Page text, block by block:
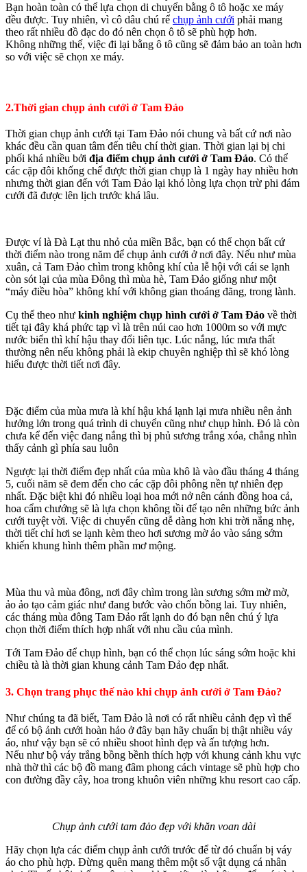
Bạn hoàn toàn có thể lựa chọn di chuyển bằng ô tô hoặc xe máy
đều được. Tuy nhiên, vì cô dâu chú rể chụp ảnh cưới phải mang
theo rất nhiều đồ đạc do đó nên chọn ô tô sẽ phù hợp hơn.
Không những thế, việc đi lại bằng ô tô cũng sẽ đảm bảo an toàn hơn
so với việc sẽ chọn xe máy.
2.Thời gian chụp ảnh cưới ở Tam Đảo
Thời gian chụp ảnh cưới tại Tam Đảo nói chung và bất cứ nơi nào
khác đều cần quan tâm đến tiêu chí thời gian. Thời gian lại bị chi
phối khá nhiều bởi địa điểm chụp ảnh cưới ở Tam Đảo. Có thể
các cặp đôi khống chế được thời gian chụp là 1 ngày hay nhiều hơn
nhưng thời gian đến với Tam Đảo lại khó lòng lựa chọn trừ phi đám
cưới đã được lên lịch trước khá lâu.
Được ví là Đà Lạt thu nhỏ của miền Bắc, bạn có thể chọn bất cứ
thời điểm nào trong năm để chụp ảnh cưới ở nơi đây. Nếu như mùa
xuân, cả Tam Đảo chìm trong không khí của lễ hội với cái se lạnh
còn sót lại của mùa Đông thì mùa hè, Tam Đảo giống như một
“máy điều hòa” không khí với không gian thoáng đãng, trong lành.
Cụ thể theo như kinh nghiệm chụp hình cưới ở Tam Đảo về thời
tiết tại đây khá phức tạp vì là trên núi cao hơn 1000m so với mực
nước biển thì khí hậu thay đổi liên tục. Lúc nắng, lúc mưa thất
thường nên nếu không phải là ekip chuyên nghiệp thì sẽ khó lòng
hiểu được thời tiết nơi đây.
Đặc điểm của mùa mưa là khí hậu khá lạnh lại mưa nhiều nên ảnh
hưởng lớn trong quá trình di chuyển cũng như chụp hình. Đó là còn
chưa kể đến việc đang nắng thì bị phủ sương trắng xóa, chẳng nhìn
thấy cảnh gì phía sau luôn
Ngược lại thời điểm đẹp nhất của mùa khô là vào đầu tháng 4 tháng
5, cuối năm sẽ đem đến cho các cặp đôi phông nền tự nhiên đẹp
nhất. Đặc biệt khi đó nhiều loại hoa mới nở nên cánh đồng hoa cả,
hoa cẩm chướng sẽ là lựa chọn không tồi để tạo nên những bức ảnh
cưới tuyệt vời. Việc di chuyển cũng dễ dàng hơn khi trời nắng nhẹ,
thời tiết chỉ hơi se lạnh kèm theo hơi sương mờ ảo vào sáng sớm
khiến khung hình thêm phần mơ mộng.
Mùa thu và mùa đông, nơi đây chìm trong làn sương sớm mờ mờ,
ảo ảo tạo cảm giác như đang bước vào chốn bồng lai. Tuy nhiên,
các tháng mùa đông Tam Đảo rất lạnh do đó bạn nên chú ý lựa
chọn thời điểm thích hợp nhất với nhu cầu của mình.
Tới Tam Đảo để chụp hình, bạn có thể chọn lúc sáng sớm hoặc khi
chiều tà là thời gian khung cảnh Tam Đảo đẹp nhất.
3. Chọn trang phục thế nào khi chụp ảnh cưới ở Tam Đảo?
Như chúng ta đã biết, Tam Đảo là nơi có rất nhiều cảnh đẹp vì thế
để có bộ ảnh cưới hoàn hảo ở đây bạn hãy chuẩn bị thật nhiều váy
áo, như vậy bạn sẽ có nhiều shoot hình đẹp và ấn tượng hơn.
Nếu như bộ váy trắng bồng bềnh thích hợp với khung cảnh khu vực
nhà thờ thì các bộ đồ mang đâm phong cách vintage sẽ phù hợp cho
con đường đầy cây, hoa trong khuôn viên những khu resort cao cấp.
Chụp ảnh cưới tam đảo đẹp với khăn voan dài
Hãy chọn lựa các điểm chụp ảnh cưới trước để từ đó chuẩn bị váy
áo cho phù hợp. Đừng quên mang thêm một số vật dụng cá nhân